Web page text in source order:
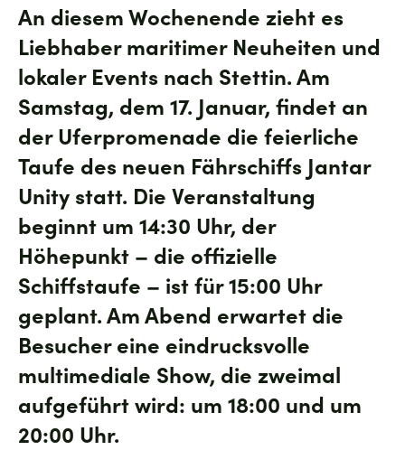
An diesem Wochenende zieht es
Liebhaber maritimer Neuheiten und
lokaler Events nach Stettin. Am
Samstag, dem 17. Januar, findet an
der Uferpromenade die feierliche
Taufe des neuen Fährschiffs Jantar
Unity statt. Die Veranstaltung
beginnt um 14:30 Uhr, der
Höhepunkt – die offizielle
Schiffstaufe – ist für 15:00 Uhr
geplant. Am Abend erwartet die
Besucher eine eindrucksvolle
multimediale Show, die zweimal
aufgeführt wird: um 18:00 und um
20:00 Uhr.